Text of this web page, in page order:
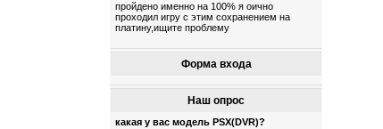
пройдено именно на 100% я оично
проходил игру с этим сохранением на
платину,ищите проблему
Форма входа
Наш опрос
какая у вас модель PSX(DVR)?